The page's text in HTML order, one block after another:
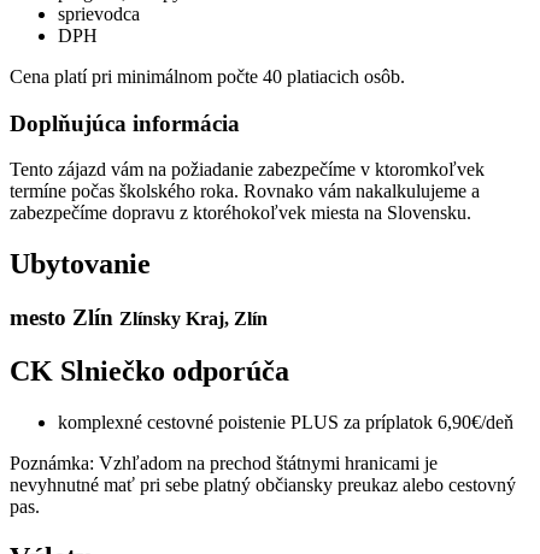
sprievodca
DPH
Cena platí pri minimálnom počte 40 platiacich osôb.
Doplňujúca informácia
Tento zájazd vám na požiadanie zabezpečíme v ktoromkoľvek
termíne počas školského roka. Rovnako vám nakalkulujeme a
zabezpečíme dopravu z ktoréhokoľvek miesta na Slovensku.
Ubytovanie
mesto Zlín Zlínsky Kraj, Zlín
CK Slniečko odporúča
komplexné cestovné poistenie PLUS za príplatok 6,90€/deň
Poznámka: Vzhľadom na prechod štátnymi hranicami je
nevyhnutné mať pri sebe platný občiansky preukaz alebo cestovný
pas.